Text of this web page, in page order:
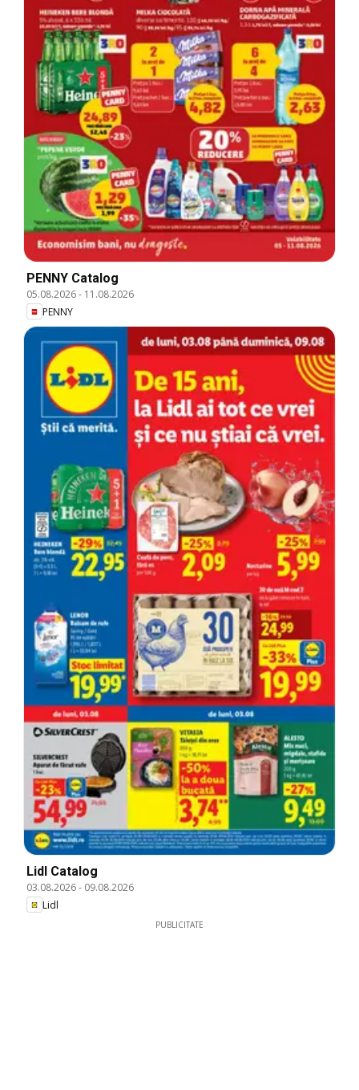
PENNY Catalog
05.08.2026- 11.08.2026
PENNY
Lidl Catalog
03.08.2026- 09.08.2026
Lidl
PUBLICITATE